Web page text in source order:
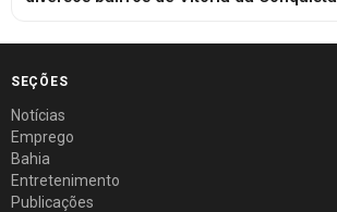
SEÇÕES
Notícias
Emprego
Bahia
Entretenimento
Publicações